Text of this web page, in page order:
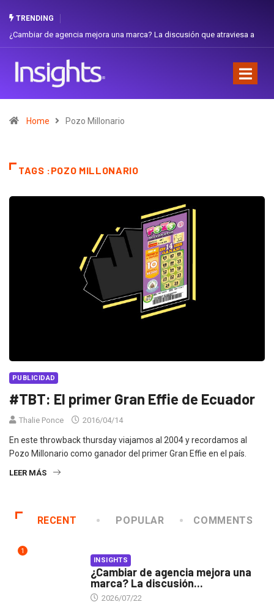
TRENDING
¿Cambiar de agencia mejora una marca? La discusión que atraviesa a
Home Pozo Millonario
TAGS :POZO MILLONARIO
PUBLICIDAD
#TBT: El primer Gran Effie de Ecuador
Thalie Ponce 2016/04/14
En este throwback thursday viajamos al 2004 y recordamos al
Pozo Millonario como ganador del primer Gran Effie en el país.
LEER MÁS
RECENT POPULAR COMMENTS
1
INSIGHTS
¿Cambiar de agencia mejora una
marca? La discusión...
2026/07/22